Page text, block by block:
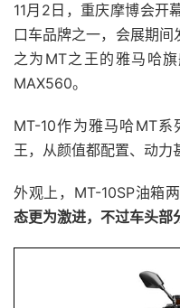
11月2日，重庆摩博会开
口车品牌之一，会展期
之为MT之王的雅马哈
MAX560。
MT-10作为雅马哈MT
王，从颜值都配置、动力
外观上，MT-10SP油箱
态更为激进，不过车头部